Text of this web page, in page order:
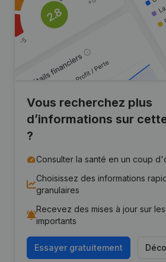
Vous recherchez plus
d’informations sur
?
Consulter la santé en un coup
Choisissez des informations
granulaires
Recevez des mises à jour sur
importants
Essayer gratuitement